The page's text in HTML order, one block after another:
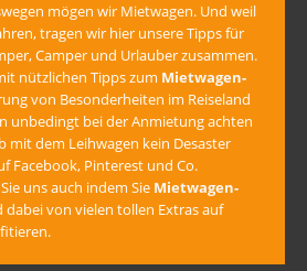
mögen wir Mietwagen. Und weil
tragen wir hier unsere Tipps für
Camper und Urlauber zusammen.
nützlichen Tipps zum Mietwagen-
von Besonderheiten im Reiseland
unbedingt bei der Anmietung achten
mit dem Leihwagen kein Desaster
Facebook, Pinterest und Co.
uns auch indem Sie Mietwagen-
dabei von vielen tollen Extras auf